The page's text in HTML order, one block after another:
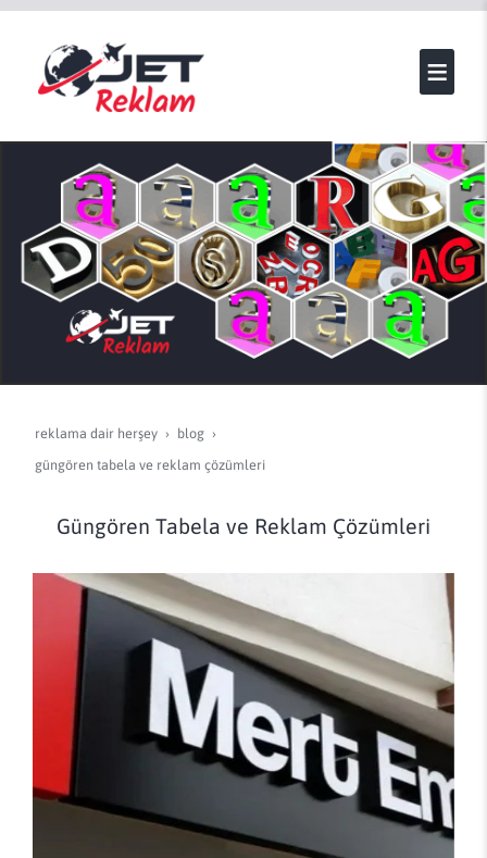
reklama dair herşey
blog
güngören tabela ve reklam çözümleri
Güngören Tabela ve Reklam Çözümleri